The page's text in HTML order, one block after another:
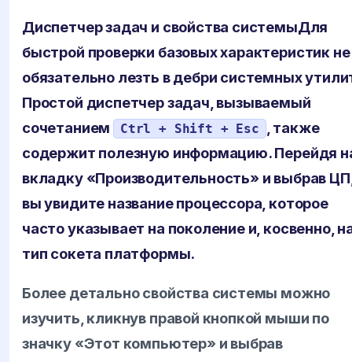
Диспетчер задач и свойства системыДля
быстрой проверки базовых характеристик не
обязательно лезть в дебри системных
Простой диспетчер задач, вызываемый
сочетанием
Ctrl + Shift + Esc
, также
содержит полезную информацию. Перейдя
вкладку «Производительность» и выбрав
вы увидите название процессора, которое
часто указывает на поколение и, косвенно,
тип сокета платформы.
Более детально свойства системы можно
изучить, кликнув правой кнопкой мыши по
значку «Этот компьютер» и выбрав